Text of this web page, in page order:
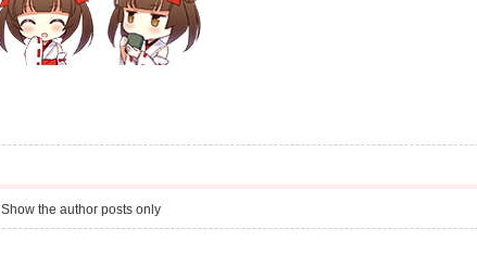
Show the author posts only